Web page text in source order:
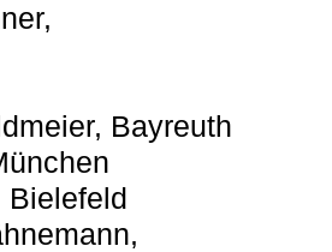
Bayreuth
Bielefeld